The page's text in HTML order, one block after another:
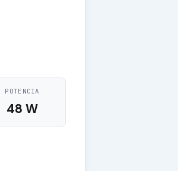
POTENCIA
48 W